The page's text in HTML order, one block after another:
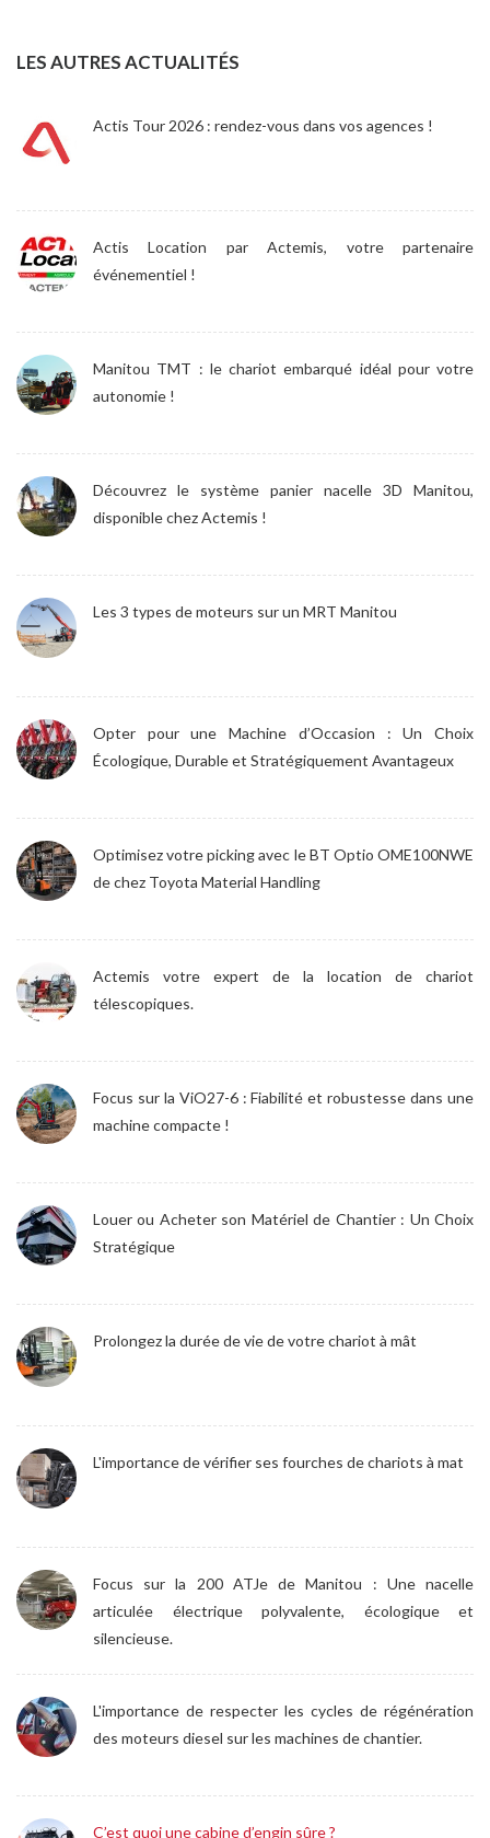
LES AUTRES ACTUALITÉS
Actis Tour 2026 : rendez-vous dans vos agences !
Actis Location par Actemis, votre partenaire
événementiel !
Manitou TMT : le chariot embarqué idéal pour votre
autonomie !
Découvrez le système panier nacelle 3D Manitou,
disponible chez Actemis !
Les 3 types de moteurs sur un MRT Manitou
Opter pour une Machine d’Occasion : Un Choix
Écologique, Durable et Stratégiquement Avantageux
Optimisez votre picking avec le BT Optio OME100NWE
de chez Toyota Material Handling
Actemis votre expert de la location de chariot
télescopiques.
Focus sur la ViO27-6 : Fiabilité et robustesse dans une
machine compacte !
Louer ou Acheter son Matériel de Chantier : Un Choix
Stratégique
Prolongez la durée de vie de votre chariot à mât
L'importance de vérifier ses fourches de chariots à mat
Focus sur la 200 ATJe de Manitou : Une nacelle
articulée électrique polyvalente, écologique et
silencieuse.
L'importance de respecter les cycles de régénération
des moteurs diesel sur les machines de chantier.
C’est quoi une cabine d’engin sûre ?